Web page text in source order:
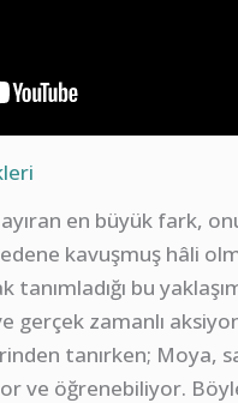
en büyük fark,
kavuşmuş hâli
tanımladığı bu
gerçek zamanlı
tanırken; Moya,
ve öğrenebiliyor.